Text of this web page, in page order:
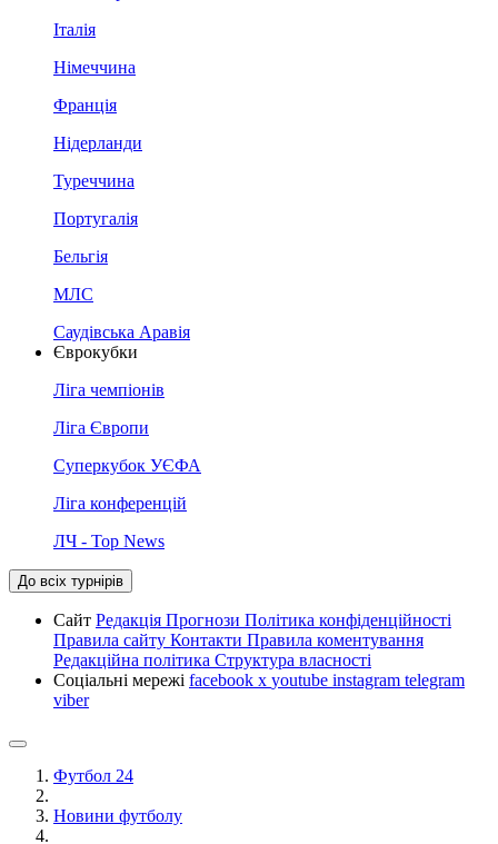
Італія
Німеччина
Франція
Нідерланди
Туреччина
Португалія
Бельгія
МЛС
Саудівська Аравія
Єврокубки
Ліга чемпіонів
Ліга Європи
Суперкубок УЄФА
Ліга конференцій
ЛЧ - Top News
До всіх турнірів
Сайт Редакція Прогнози Політика конфіденційності
Правила сайту Контакти Правила коментування
Редакційна політика Структура власності
Соціальні мережі facebook x youtube instagram telegram
viber
Футбол 24
Новини футболу